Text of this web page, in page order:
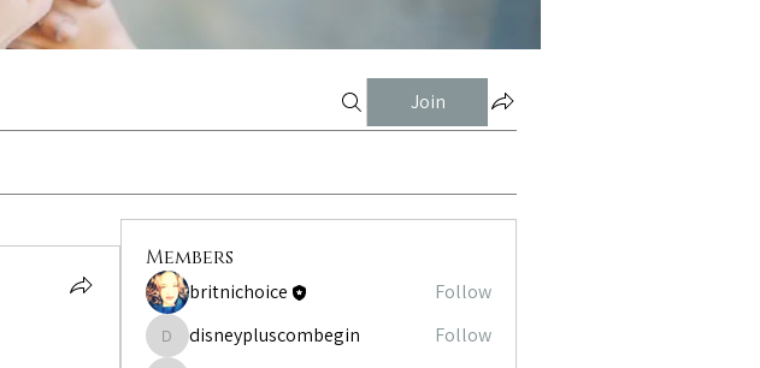
Join
Members
britnichoice Follow
disneypluscombegin
disneypluscombegin Follow